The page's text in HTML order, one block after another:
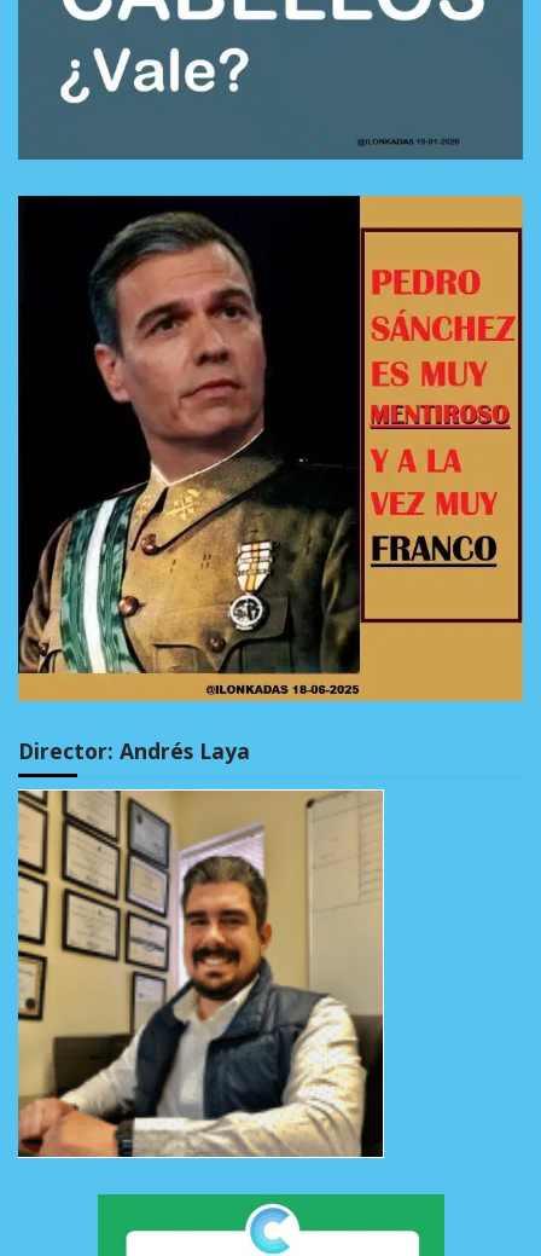
Director: Andrés Laya